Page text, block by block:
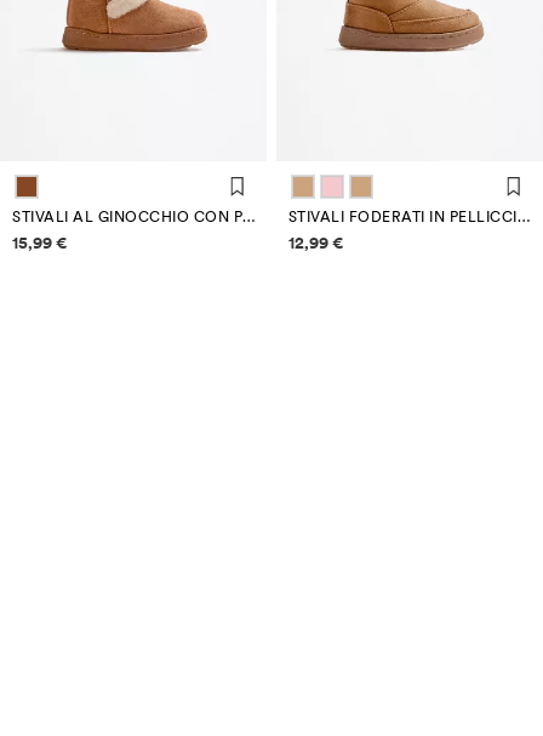
STIVALI AL GINOCCHIO CON PELLICCIA
Informazioni sui prezzi
15,99 €
STIVALI FODERATI IN PELLICCIA SINTETICA
Informazioni sui prezzi
12,99 €